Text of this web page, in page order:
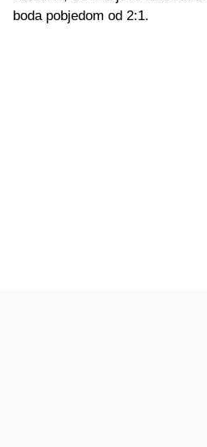
boda pobjedom od 2:1.